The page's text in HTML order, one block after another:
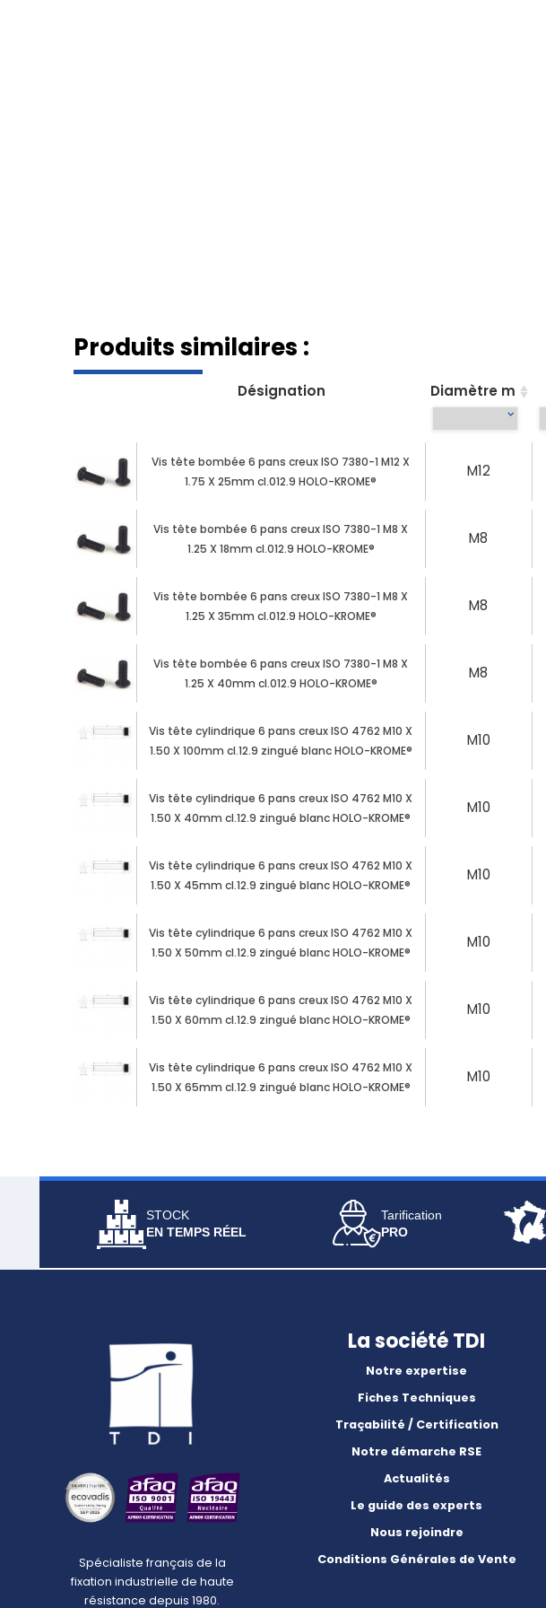
Produits similaires :
Désignation Diamètre m
Vis tête bombée 6 pans creux ISO 7380-1 M12 X
1.75 X 25mm cl.012.9 HOLO-KROME®
M12
Vis tête bombée 6 pans creux ISO 7380-1 M8 X
1.25 X 18mm cl.012.9 HOLO-KROME®
M8
Vis tête bombée 6 pans creux ISO 7380-1 M8 X
1.25 X 35mm cl.012.9 HOLO-KROME®
M8
Vis tête bombée 6 pans creux ISO 7380-1 M8 X
1.25 X 40mm cl.012.9 HOLO-KROME®
M8
Vis tête cylindrique 6 pans creux ISO 4762 M10 X
1.50 X 100mm cl.12.9 zingué blanc HOLO-KROME®
M10
Vis tête cylindrique 6 pans creux ISO 4762 M10 X
1.50 X 40mm cl.12.9 zingué blanc HOLO-KROME®
M10
Vis tête cylindrique 6 pans creux ISO 4762 M10 X
1.50 X 45mm cl.12.9 zingué blanc HOLO-KROME®
M10
Vis tête cylindrique 6 pans creux ISO 4762 M10 X
1.50 X 50mm cl.12.9 zingué blanc HOLO-KROME®
M10
Vis tête cylindrique 6 pans creux ISO 4762 M10 X
1.50 X 60mm cl.12.9 zingué blanc HOLO-KROME®
M10
Vis tête cylindrique 6 pans creux ISO 4762 M10 X
1.50 X 65mm cl.12.9 zingué blanc HOLO-KROME®
M10
STOCK
EN TEMPS RÉEL
Tarification
PRO
Spécialiste français de la
fixation industrielle de haute
résistance depuis 1980.
La société TDI
Notre expertise
Fiches Techniques
Traçabilité / Certification
Notre démarche RSE
Actualités
Le guide des experts
Nous rejoindre
Conditions Générales de Vente